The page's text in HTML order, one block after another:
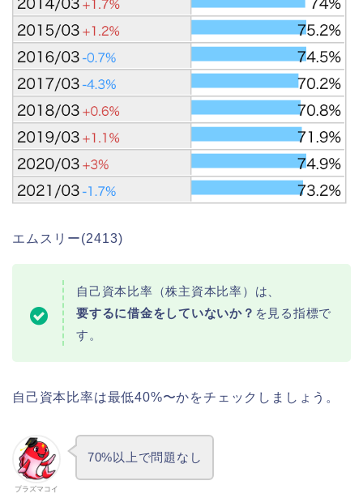
エムスリー(2413)
自己資本比率（株主資本比率）は、
要するに借金をしていないか？ を見る指標で
す。
自己資本比率は最低40%〜かをチェックしましょう。
プラズマコイ
70%以上で問題なし